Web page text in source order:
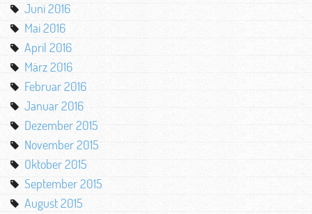
Juni 2016
Mai 2016
April 2016
März 2016
Februar 2016
Januar 2016
Dezember 2015
November 2015
Oktober 2015
September 2015
August 2015